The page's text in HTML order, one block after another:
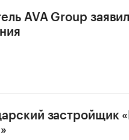
AVA Group
застройщик